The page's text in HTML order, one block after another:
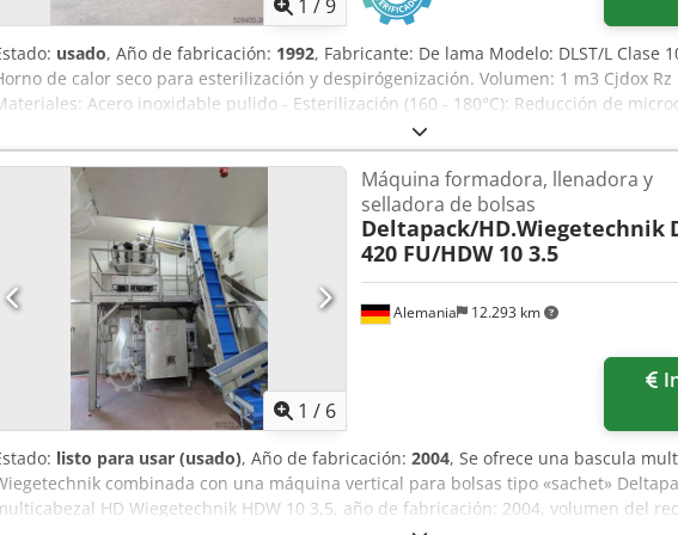
1 /9
usado, Año de fabricación: 1992, Fabricante: De lama Modelo: DLST/L Clase
de calor seco para esterilización y despirógenización. Volumen: 1 m3 Cjdox
Acero inoxidable pulido - Esterilización (160 - 180°C): Reducción de
subproductos hasta 12 log - Despirógenización (220-250°C): Eliminación de
de los materiales - Flujo laminar horizontal - Puerta doble (nueva) -
- Olympia/EXP3: Sistema de control, regulación, gestión y registro con procesador de
Posibilidad de diseñar el horno para soportar temperaturas operativas de hasta
continuo, gracias al uso de filtros HEPA con sellante especial. Aplicaciones
viales, ampollas, botellas) - equipos de acero inoxidable (ej. bandejas, partes de
sensibles a la humedad - productos farmacéuticos termoestables básicos y
líquidos no acuosos (ej. aceites, glicerinas, etc.)
1 / 6
Alemania 12.293 km
Máquina formadora, llenadora y
selladora de bolsas
Deltapack/HD.Wiegetechnik
420 FU/HDW 10 3.5
listo para usar (usado), Año de fabricación: 2004, Se ofrece una bascula
combinada con una máquina vertical para bolsas tipo «sachet»
HD Wiegetechnik HDW 10 3,5, año de fabricación: 2004, volumen del